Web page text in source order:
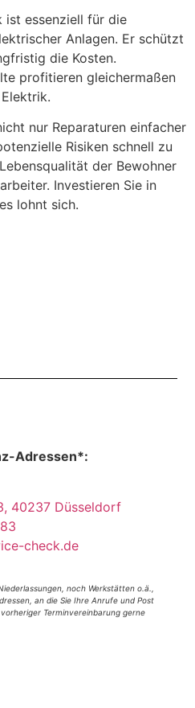
ist essenziell für die
Anlagen. Er schützt
die Kosten.
profitieren gleichermaßen
nur Reparaturen einfacher
Risiken schnell zu
der Bewohner
Investieren Sie in
lohnt sich.
Adressen*:
40237 Düsseldorf
check.de
noch Werkstätten o.ä.,
an die Sie Ihre Anrufe und Post
Terminvereinbarung gerne